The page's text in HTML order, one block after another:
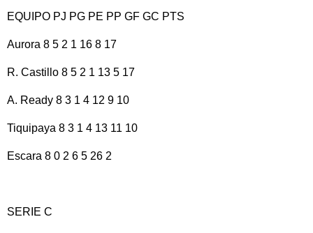
EQUIPO PJ PG PE PP GF GC PTS
Aurora 8 5 2 1 16 8 17
R. Castillo 8 5 2 1 13 5 17
A. Ready 8 3 1 4 12 9 10
Tiquipaya 8 3 1 4 13 11 10
Escara 8 0 2 6 5 26 2
SERIE C